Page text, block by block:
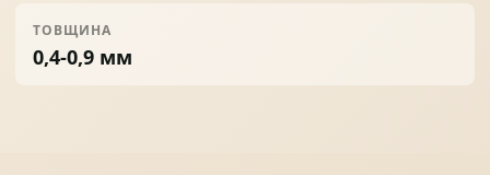
ТОВЩИНА
0,4-0,9 мм